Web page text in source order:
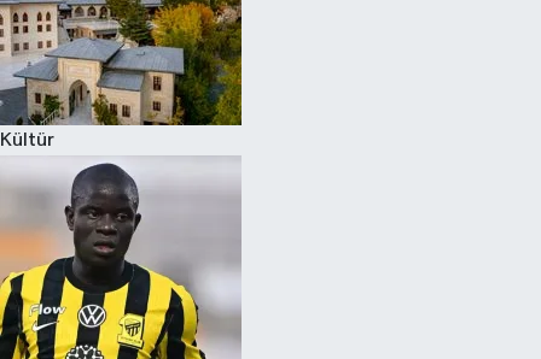
Kültür